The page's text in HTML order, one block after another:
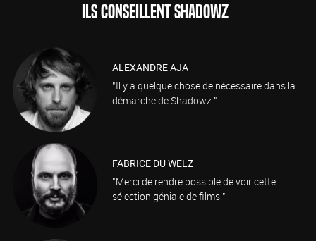
ILS CONSEILLENT SHADOWZ
ALEXANDRE AJA
"Il y a quelque chose de nécessaire dans la
démarche de Shadowz."
FABRICE DU WELZ
"Merci de rendre possible de voir cette
sélection géniale de films."